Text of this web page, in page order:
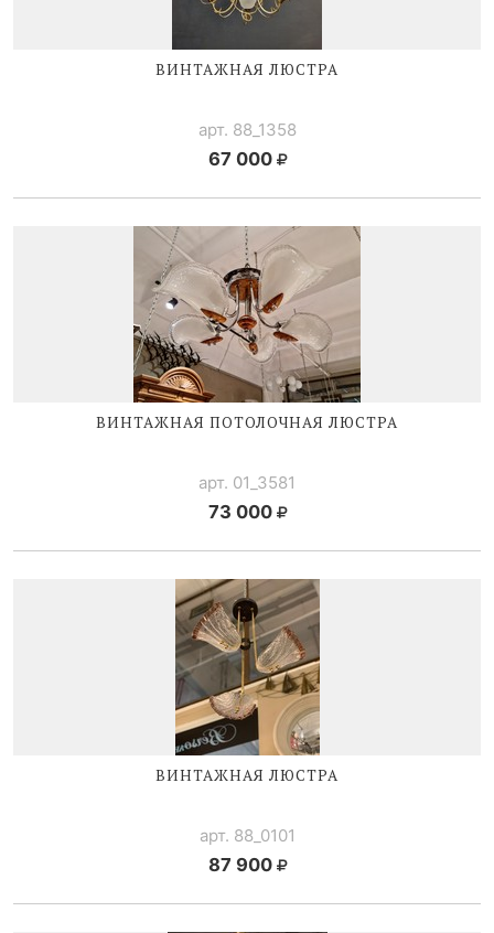
ВИНТАЖНАЯ ЛЮСТРА
арт. 88_1358
67 000
ВИНТАЖНАЯ ПОТОЛОЧНАЯ ЛЮСТРА
арт. 01_3581
73 000
ВИНТАЖНАЯ ЛЮСТРА
арт. 88_0101
87 900